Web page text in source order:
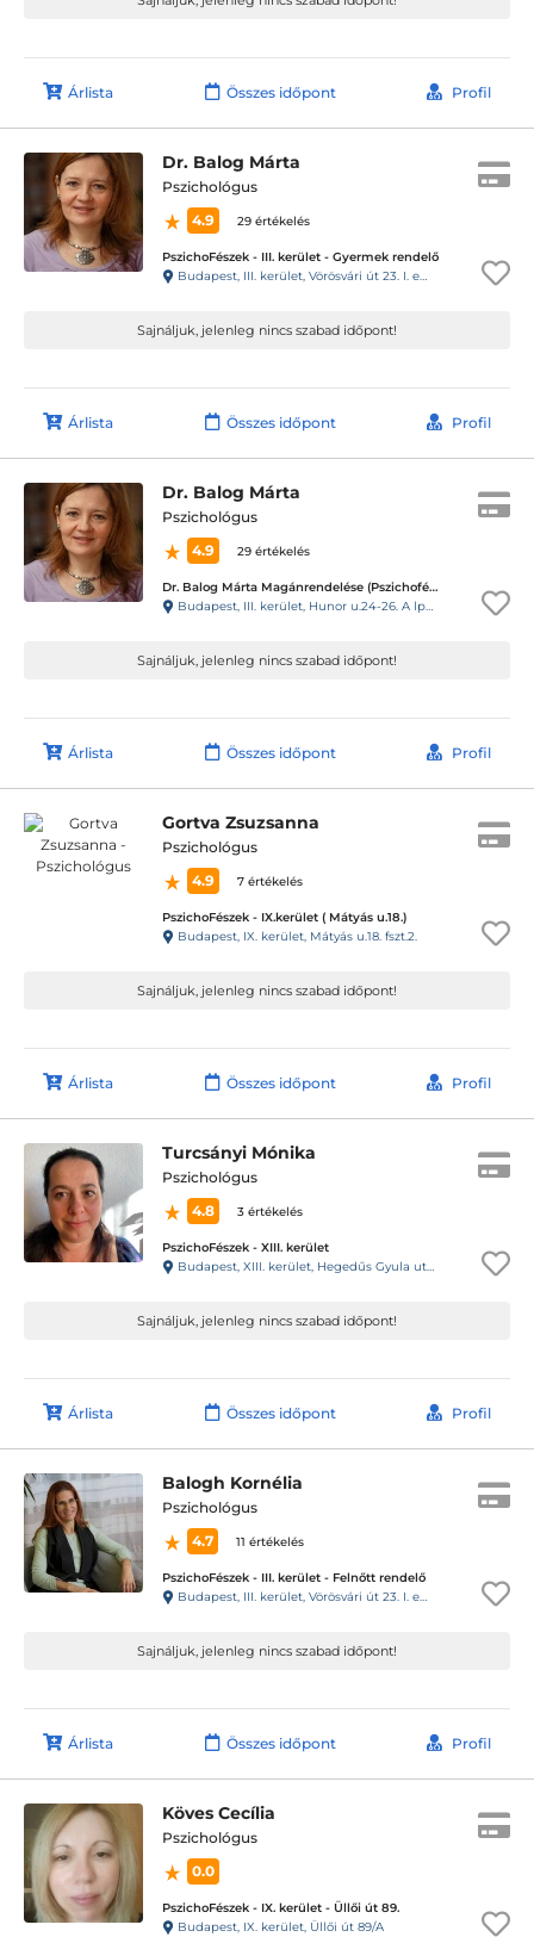
Árlista Összes időpont Profil
Dr. Balog Márta
Pszichológus
4.9
29 értékelés
PszichoFészek - III. kerület - Gyermek rendelő
Budapest, III. kerület, Vörösvári út 23. I. em. 1.
Sajnáljuk, jelenleg nincs szabad időpont!
Árlista Összes időpont Profil
Dr. Balog Márta
Pszichológus
4.9
29 értékelés
Dr. Balog Márta Magánrendelése (Pszichofészek Partner)
Budapest, III. kerület, Hunor u.24-26. A lph IV/1.
Sajnáljuk, jelenleg nincs szabad időpont!
Árlista Összes időpont Profil
Gortva Zsuzsanna
Pszichológus
4.9
7 értékelés
PszichoFészek - IX.kerület ( Mátyás u.18.)
Budapest, IX. kerület, Mátyás u.18. fszt.2.
Sajnáljuk, jelenleg nincs szabad időpont!
Árlista Összes időpont Profil
Turcsányi Mónika
Pszichológus
4.8
3 értékelés
PszichoFészek - XIII. kerület
Budapest, XIII. kerület, Hegedűs Gyula utca 64-66.
Sajnáljuk, jelenleg nincs szabad időpont!
Árlista Összes időpont Profil
Balogh Kornélia
Pszichológus
4.7
11 értékelés
PszichoFészek - III. kerület - Felnőtt rendelő
Budapest, III. kerület, Vörösvári út 23. I. em. 3.
Sajnáljuk, jelenleg nincs szabad időpont!
Árlista Összes időpont Profil
Köves Cecília
Pszichológus
0.0
PszichoFészek - IX. kerület - Üllői út 89.
Budapest, IX. kerület, Üllői út 89/A